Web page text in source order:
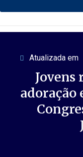
Atualizada em
Jovens
adoração